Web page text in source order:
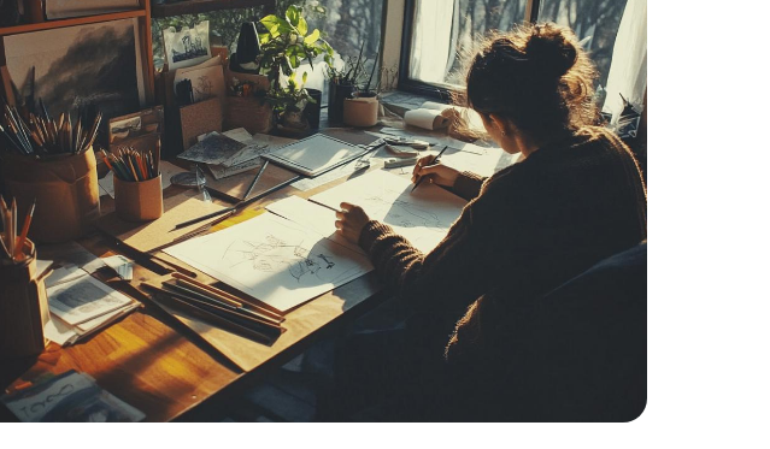
Quelles sont les formations
universitaires les plus en
vogue en robotique industrielle
?
20 mai 2025
Lire la suite